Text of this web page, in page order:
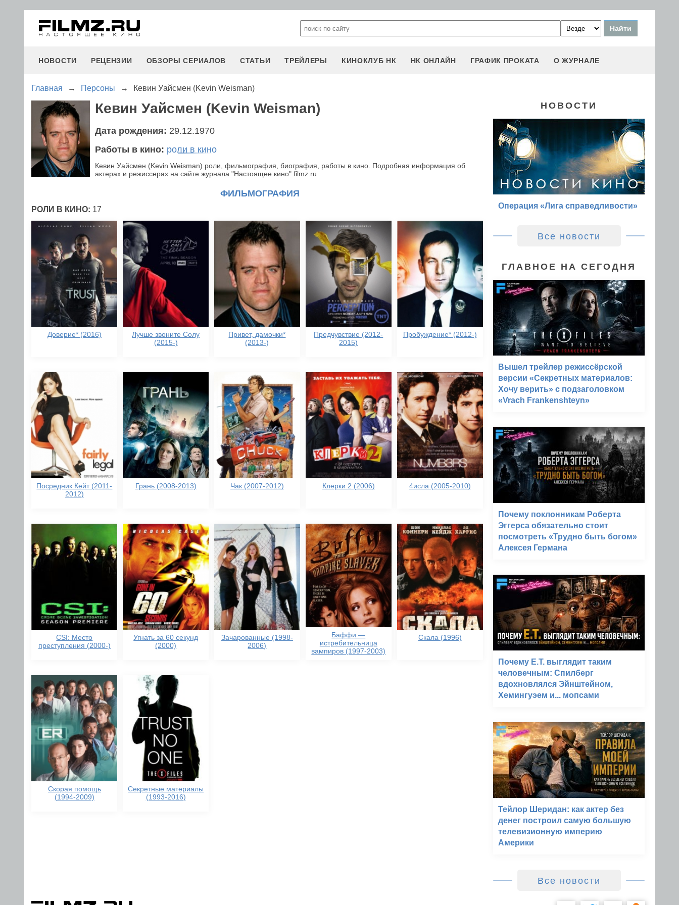
НОВОСТИ РЕЦЕНЗИИ ОБЗОРЫ СЕРИАЛОВ СТАТЬИ ТРЕЙЛЕРЫ КИНОКЛУБ НК НК ОНЛАЙН ГРАФИК ПРОКАТА О ЖУРНАЛЕ
Главная → Персоны → Кевин Уайсмен (Kevin Weisman)
Кевин Уайсмен (Kevin Weisman)
Дата рождения: 29.12.1970
Работы в кино: роли в кино
Кевин Уайсмен (Kevin Weisman) роли, фильмография, биография, работы в кино. Подробная информация об
актерах и режиссерах на сайте журнала "Настоящее кино" filmz.ru
ФИЛЬМОГРАФИЯ
РОЛИ В КИНО: 17
Доверие* (2016)
Лучше звоните Солу
(2015-)
Привет, дамочки*
(2013-)
Предчувствие (2012-
2015)
Пробуждение* (2012-)
Посредник Кейт (2011-
2012)
Грань (2008-2013) Чак (2007-2012) Клерки 2 (2006) 4исла (2005-2010)
CSI: Место
преступления (2000-)
Угнать за 60 секунд
(2000)
Зачарованные (1998-
2006)
Баффи —
истребительница
вампиров (1997-2003)
Скала (1996)
Скорая помощь
(1994-2009)
Секретные материалы
(1993-2016)
НОВОСТИ
Операция «Лига справедливости»
Все новости
ГЛАВНОЕ НА СЕГОДНЯ
Вышел трейлер режиссёрской
версии «Секретных материалов:
Хочу верить» с подзаголовком
«Vrach Frankenshteyn»
Почему поклонникам Роберта
Эггерса обязательно стоит
посмотреть «Трудно быть богом»
Алексея Германа
Почему E.T. выглядит таким
человечным: Спилберг
вдохновлялся Эйнштейном,
Хемингуэем и... мопсами
Тейлор Шеридан: как актер без
денег построил самую большую
телевизионную империю
Америки
Все новости